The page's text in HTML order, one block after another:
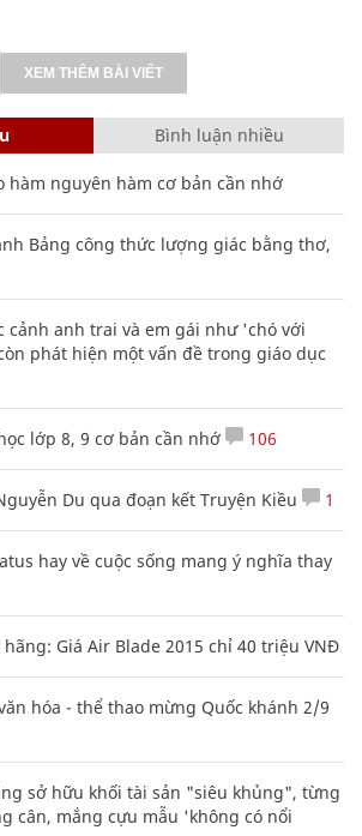
XEM THÊM BÀI VIẾT
Bình luận nhiều
hàm nguyên hàm cơ bản cần nhớ
Bảng công thức lượng giác bằng thơ,
cảnh anh trai và em gái như 'chó với
phát hiện một vấn đề trong giáo dục
lớp 8, 9 cơ bản cần nhớ 106
Du qua đoạn kết Truyện Kiều 1
hay về cuộc sống mang ý nghĩa thay
Giá Air Blade 2015 chỉ 40 triệu VNĐ
hóa - thể thao mừng Quốc khánh 2/9
sở hữu khối tài sản "siêu khủng", từng
cân, mắng cựu mẫu 'không có nổi